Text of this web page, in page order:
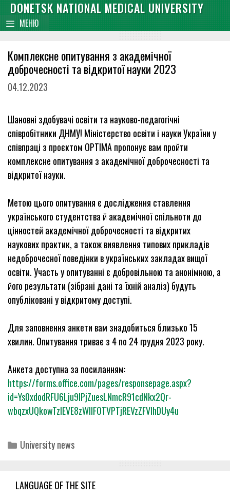
content
Skip
to
content
DONETSK NATIONAL MEDICAL UNIVERSITY
МЕНЮ
Комплексне опитування з академічної
доброчесності та відкритої науки 2023
04.12.2023
Шановні здобувачі освіти та науково-педагогічні
співробітники ДНМУ! Міністерство освіти і науки України у
співпраці з проєктом OPTIMA пропонує вам пройти
комплексне опитування з академічної доброчесності та
відкритої науки.
Метою цього опитування є дослідження ставлення
українського студентства й академічної спільноти до
цінностей академічної доброчесності та відкритих
наукових практик, а також виявлення типових прикладів
недоброчесної поведінки в українських закладах вищої
освіти. Участь у опитуванні є добровільною та анонімною, а
його результати (зібрані дані та їхній аналіз) будуть
опубліковані у відкритому доступі.
Для заповнення анкети вам знадобиться близько 15
хвилин. Опитування триває з 4 по 24 грудня 2023 року.
Анкета доступна за посиланням:
https://forms.office.com/pages/responsepage.aspx?
id=Ys0xdodRFU6Lju9lPjZuesLNmcR91cdNkx2Qr-
wbqzxUQkowTzlEVE8zWllFOTVPTjREVzZFVlhDUy4u
Categories
University news
LANGUAGE OF THE SITE